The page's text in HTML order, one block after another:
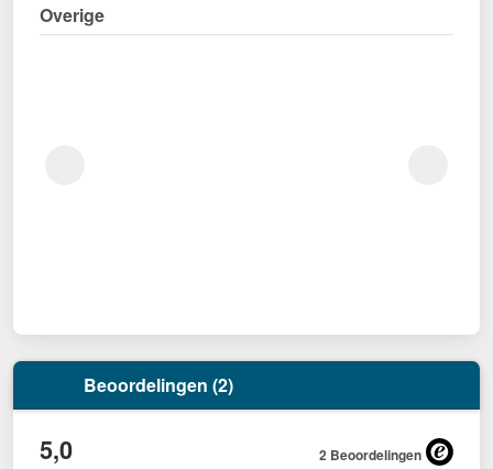
Overige
Beoordelingen (2)
5,0 2 Beoordelingen